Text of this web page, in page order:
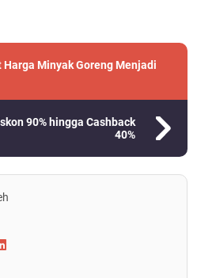
Minyak Goreng Menjadi
90% hingga Cashback
40%